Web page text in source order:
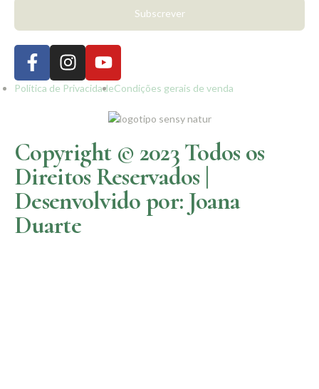
Subscrever
Política de PrivacidadeCondições gerais de venda
Copyright © 2023 Todos os
Direitos Reservados |
Desenvolvido por: Joana
Duarte